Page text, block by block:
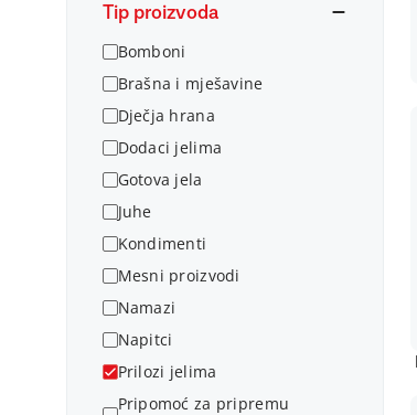
Tip proizvoda
Bomboni
Brašna i mješavine
Dječja hrana
Dodaci jelima
Gotova jela
Juhe
Kondimenti
Mesni proizvodi
Namazi
Napitci
Prilozi jelima
Pripomoć za pripremu